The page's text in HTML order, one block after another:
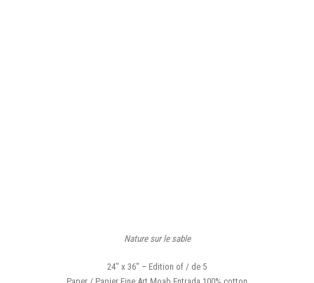
Nature sur le sable
24″ x 36″ – Edition of / de 5